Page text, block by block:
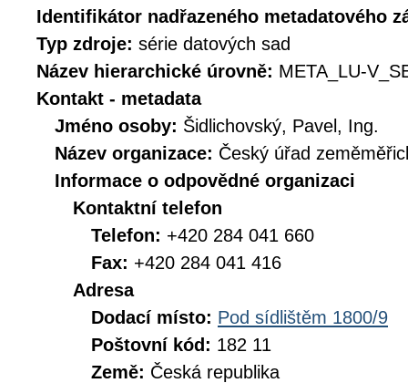
Identifikátor nadřazeného metadatového
Typ zdroje: série datových sad
Název hierarchické úrovně: META_LU-
Kontakt - metadata
Jméno osoby: Šidlichovský, Pavel, Ing.
Název organizace: Český úřad
Informace o odpovědné organizaci
Kontaktní telefon
Telefon: +420 284 041 660
Fax: +420 284 041 416
Adresa
Dodací místo: Pod sídlištěm 1800/9
Poštovní kód: 182 11
Země: Česká republika